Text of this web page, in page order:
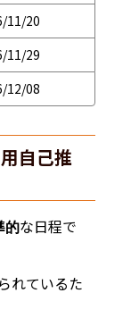
11/20
11/29
12/08
自己推
的な日程で
れているた